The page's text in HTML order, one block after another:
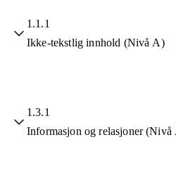
1.1.1
Ikke-tekstlig innhold (Nivå A)
1.3.1
Informasjon og relasjoner (Nivå